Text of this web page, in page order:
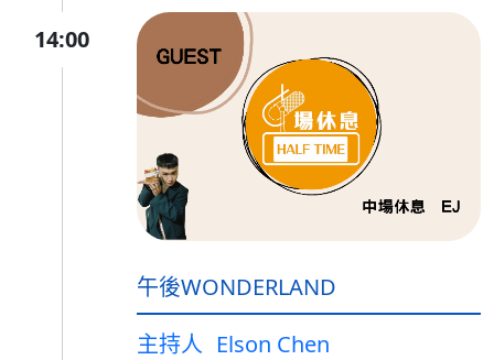
14:00
午後WONDERLAND
主持人 Elson Chen